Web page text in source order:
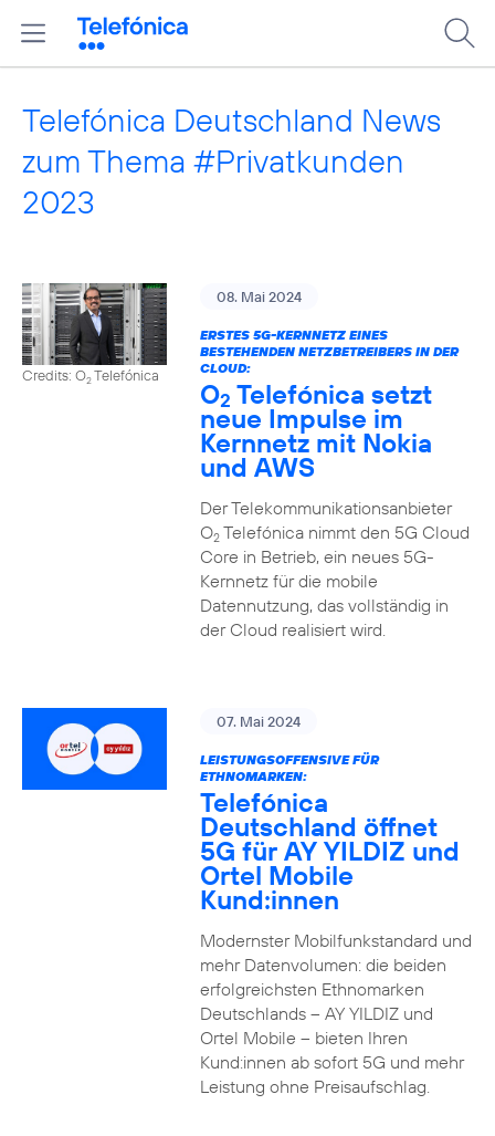
Telefónica Deutschland News
zum Thema #Privatkunden
2023
Credits: O2Telefónica
08. Mai 2024
ERSTES 5G-KERNNETZ EINES
BESTEHENDEN NETZBETREIBERS IN DER
CLOUD:
O2 Telefónica setzt
neue Impulse im
Kernnetz mit Nokia
und AWS
Der Telekommunikationsanbieter
O2Telefónica nimmt den 5G Cloud
Core in Betrieb, ein neues 5G-
Kernnetz für die mobile
Datennutzung, das vollständig in
der Cloud realisiert wird.
07. Mai 2024
LEISTUNGSOFFENSIVE FÜR
ETHNOMARKEN:
Telefónica
Deutschland öffnet
5G für AY YILDIZ und
Ortel Mobile
Kund:innen
Modernster Mobilfunkstandard und
mehr Datenvolumen: die beiden
erfolgreichsten Ethnomarken
Deutschlands – AY YILDIZ und
Ortel Mobile – bieten Ihren
Kund:innen ab sofort 5G und mehr
Leistung ohne Preisaufschlag.